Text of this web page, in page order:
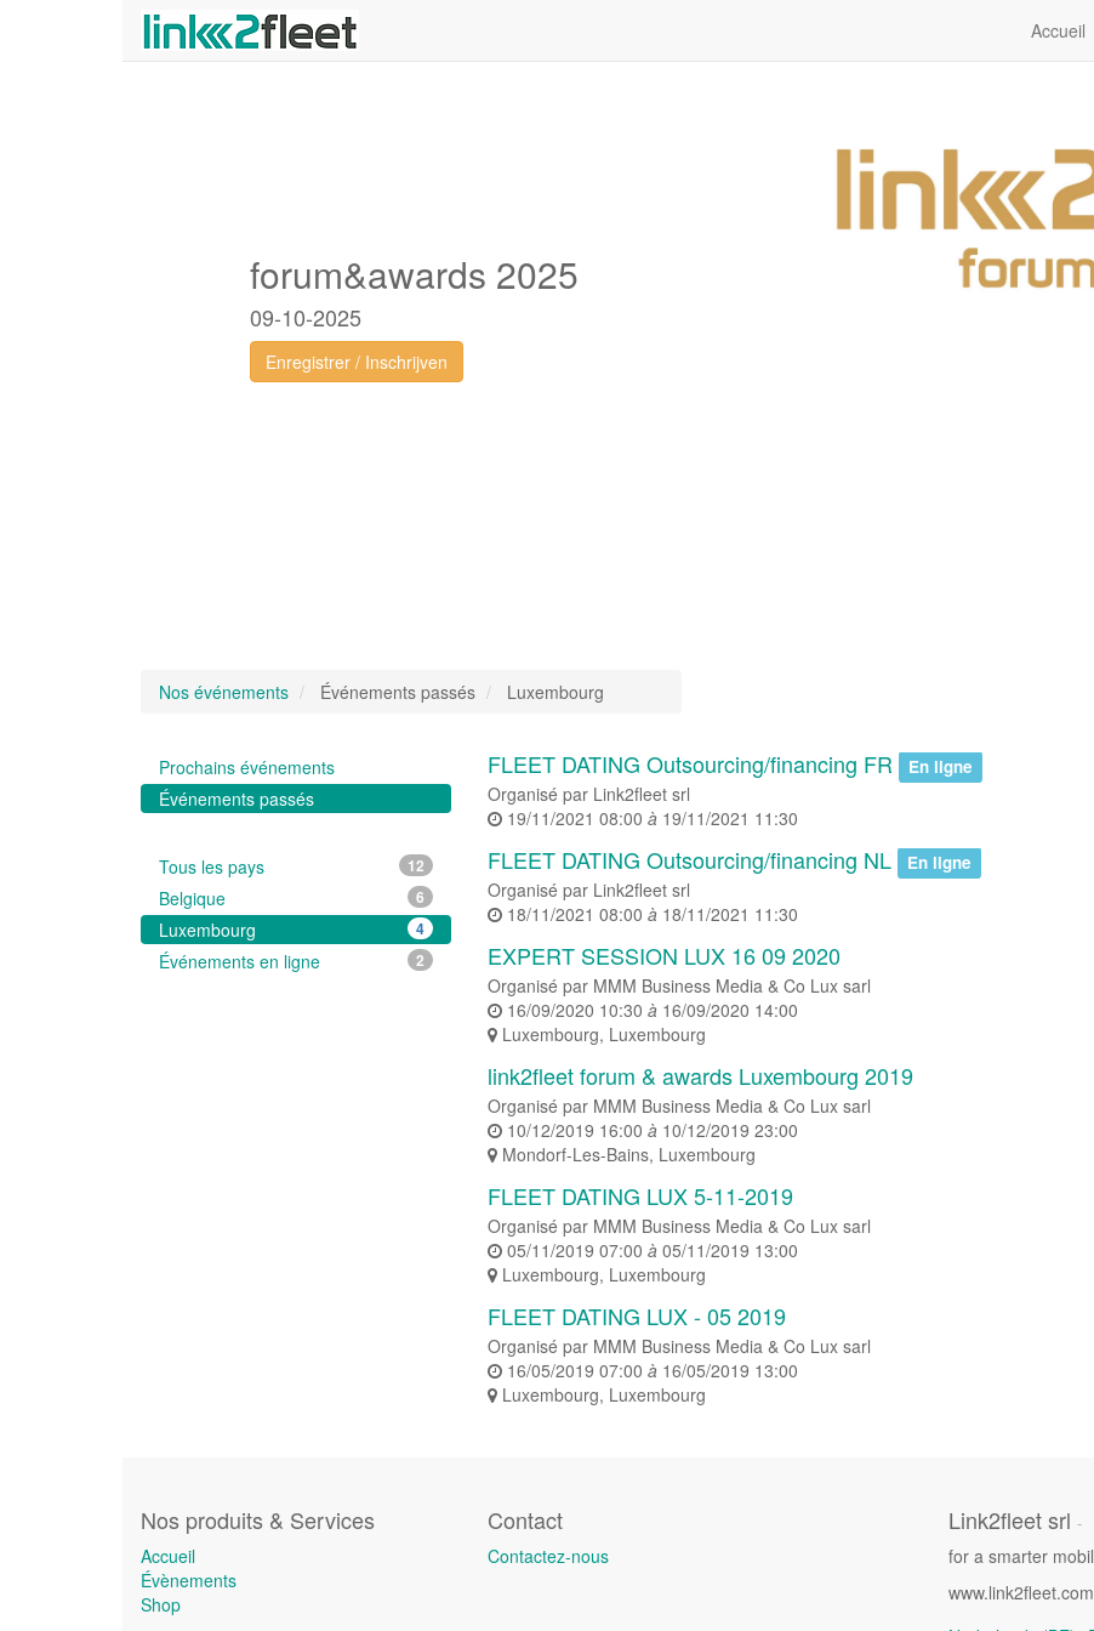
Accueil
forum&awards 2025
09-10-2025
Enregistrer / Inschrijven
Nos événements Événements passés Luxembourg
Prochains événements
Événements passés
Tous les pays 12
Belgique 6
Luxembourg 4
Événements en ligne 2
FLEET DATING Outsourcing/financing FR En ligne
Organisé par Link2fleet srl
19/11/2021 08:00 à 19/11/2021 11:30
FLEET DATING Outsourcing/financing NL En ligne
Organisé par Link2fleet srl
18/11/2021 08:00 à 18/11/2021 11:30
EXPERT SESSION LUX 16 09 2020
Organisé par MMM Business Media & Co Lux sarl
16/09/2020 10:30 à 16/09/2020 14:00
Luxembourg, Luxembourg
link2fleet forum & awards Luxembourg 2019
Organisé par MMM Business Media & Co Lux sarl
10/12/2019 16:00 à 10/12/2019 23:00
Mondorf-Les-Bains, Luxembourg
FLEET DATING LUX 5-11-2019
Organisé par MMM Business Media & Co Lux sarl
05/11/2019 07:00 à 05/11/2019 13:00
Luxembourg, Luxembourg
FLEET DATING LUX - 05 2019
Organisé par MMM Business Media & Co Lux sarl
16/05/2019 07:00 à 16/05/2019 13:00
Luxembourg, Luxembourg
Nos produits & Services
Accueil
Évènements
Shop
Contact
Contactez-nous
Link2fleet srl -
for a smarter